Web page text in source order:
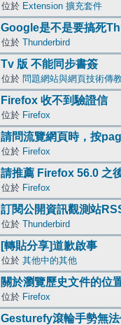
位於 Extension 擴充套件
Google是不是要搞死
位於 Thunderbird
Tv 版 不能同步書簽
位於 問題網站與網頁技術傳
Firefox 收不到驗證信
位於 Firefox
請問流覽網頁時，按
位於 Firefox
請推薦 Firefox 56.0 之
位於 Firefox
訂閱公開資訊觀測站
位於 Thunderbird
[轉貼分享]道歉啟事
位於 其他中的其他
關於瀏覽歷史文件的位
位於 Firefox
Gesturefy滾輪手勢無法